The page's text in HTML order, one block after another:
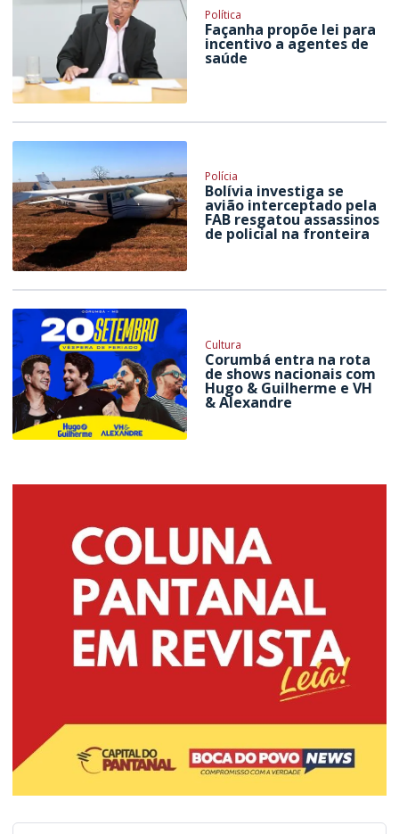
Política
Façanha propõe lei para
incentivo a agentes de
saúde
Polícia
Bolívia investiga se
avião interceptado pela
FAB resgatou assassinos
de policial na fronteira
Cultura
Corumbá entra na rota
de shows nacionais com
Hugo & Guilherme e VH
& Alexandre